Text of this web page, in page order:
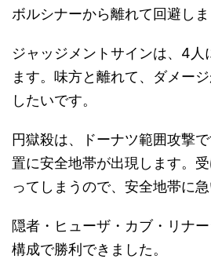
ボルシナーから離れて回避しま
ジャッジメントサインは、4人
ます。味方と離れて、ダメー
したいです。
円獄殺は、ドーナツ範囲攻撃
置に安全地帯が出現します。
ってしまうので、安全地帯に急
隠者・ヒューザ・カブ・リナ
構成で勝利できました。